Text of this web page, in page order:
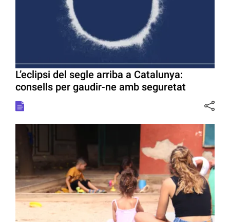
L’eclipsi del segle arriba a Catalunya:
consells per gaudir-ne amb seguretat